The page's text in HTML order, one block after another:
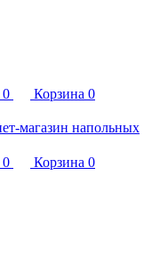
0 Корзина 0
0 Корзина 0